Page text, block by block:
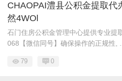
CHAOPAI澧县公积金提取代
然4WOl
石门住房公积金管理中心提供专业提
068【微信同号】确保操作的正规性, ...
79 0